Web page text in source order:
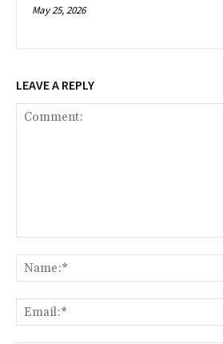
May 25, 2026
LEAVE A REPLY